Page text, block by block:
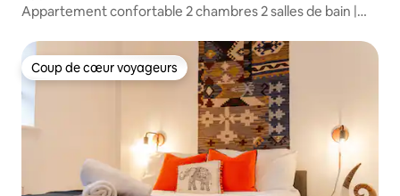
Appartement confortable 2 chambres 2 salles de bain |
Coup de cœur voyageurs
Coup de cœur voyageurs